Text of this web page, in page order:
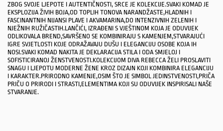
ZBOG SVOJE LJEPOTE I AUTENTIČNOSTI, SRCE JE KOLEKCIJE.SVAKI KOMAD JE
EKSPLOZIJA ŽIVIH BOJA,OD TOPLIH TONOVA NARANDŽASTE,HLADNIH I
FASCINANTNIH NIJANSI PLAVE I AKVAMARINA,DO INTENZIVNIH ZELENIH I
NJEŽNIH RUŽIČASTIH.LANČIĆI, IZRAĐENI S VJEŠTINOM KOJA JE ODUVIJEK
ODLIKOVALA BREND,SAVRŠENO SE KOMBINIRAJU S KAMENJEM,STVARAJUĆI
IGRE SVJETLOSTI KOJE ODRAŽAVAJU DUŠU I ELEGANCIJU OSOBE KOJA IH
NOSI.SVAKI KOMAD NAKITA JE DEKLARACIJA STILA I ODA SMJELOJ I
SOFISTICIRANOJ ŽENSTVENOSTI.KOLEKCIJOM DIVA REBECCA ŽELI PROSLAVITI
SNAGU I LJEPOTU MODERNE ŽENE KROZ DIZAJN KOJI KOMBINIRA ELEGANCIJU
I KARAKTER.PRIRODNO KAMENJE,OSIM ŠTO JE SIMBOL JEDINSTVENOSTI,PRIČA
PRIČU O PRIRODI I STRASTI,ELEMENTIMA KOJI SU ODUVIJEK INSPIRISALI NAŠE
STVARANJE.